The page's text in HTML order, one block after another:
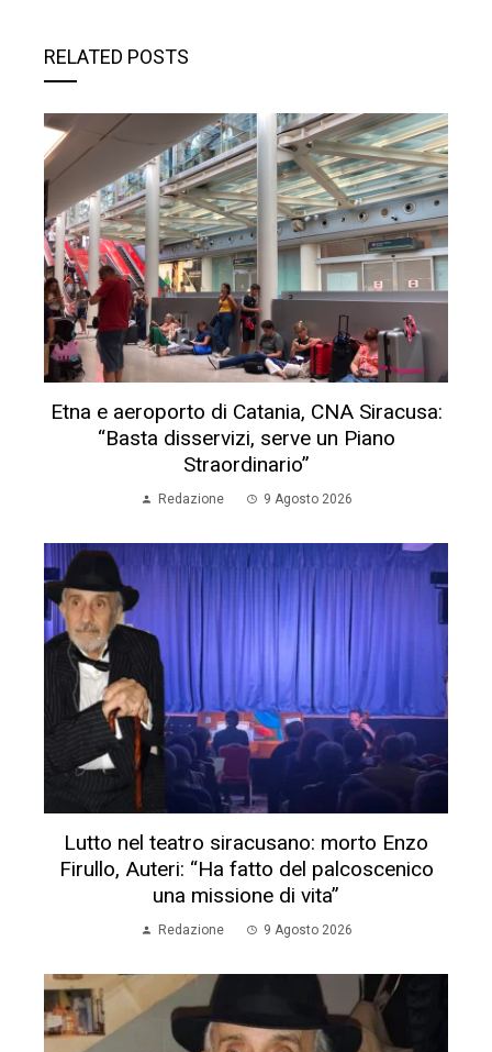
RELATED POSTS
Etna e aeroporto di Catania, CNA Siracusa:
“Basta disservizi, serve un Piano
Straordinario”
Redazione 9 Agosto 2026
Lutto nel teatro siracusano: morto Enzo
Firullo, Auteri: “Ha fatto del palcoscenico
una missione di vita”
Redazione 9 Agosto 2026